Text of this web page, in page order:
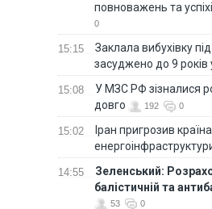
повноважень та
0
15:15
Заклала вибухівку
засуджено до 9 років
15:08
У МЗС РФ зізналися
довго
192 0
15:02
Іран пригрозив
14:55
Зеленський:
балістичній та
53 0